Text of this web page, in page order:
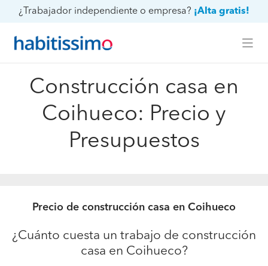
¿Trabajador independiente o empresa? ¡Alta gratis!
Construcción casa en
Coihueco: Precio y
Presupuestos
Precio de construcción casa en Coihueco
¿Cuánto cuesta un trabajo de construcción
casa en Coihueco?